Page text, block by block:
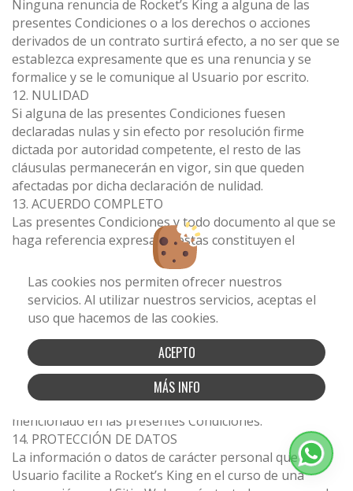
Las cookies nos permiten ofrecer nuestros
servicios. Al utilizar nuestros servicios, aceptas el
uso que hacemos de las cookies.
ACEPTO
MÁS INFO
Ninguna renuncia de Rocket’s King a alguna de las
presentes Condiciones o a los derechos o acciones
derivados de un contrato surtirá efecto, a no ser que se
establezca expresamente que es una renuncia y se
formalice y se le comunique al Usuario por escrito.
12. NULIDAD
Si alguna de las presentes Condiciones fuesen
declaradas nulas y sin efecto por resolución firme
dictada por autoridad competente, el resto de las
cláusulas permanecerán en vigor, sin que queden
afectadas por dicha declaración de nulidad.
13. ACUERDO COMPLETO
Las presentes Condiciones y todo documento al que se
haga referencia expresa en estas constituyen el
acuerdo íntegro existente entre el Usuario y Rocket’s
King en relación con el objeto de compraventa y
sustituyen a cualquier otro pacto, acuerdo o promesa
anterior convenida verbalmente o por escrito por las
mismas partes.
El Usuario y Rocket’s King reconocen haber consentido
la celebración de un contrato sin haber confiado en
ninguna declaración o promesa hecha por la otra
parte, salvo aquello que figura expresamente
mencionado en las presentes Condiciones.
14. PROTECCIÓN DE DATOS
La información o datos de carácter personal que el
Usuario facilite a Rocket’s King en el curso de una